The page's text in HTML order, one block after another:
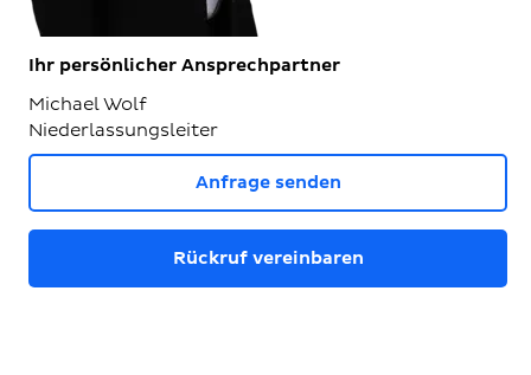
Ihr persönlicher Ansprechpartner
Michael Wolf
Niederlassungsleiter
Anfrage senden
Rückruf vereinbaren